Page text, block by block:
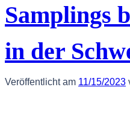
Samplings
in der
Veröffentlicht am 11/15/2023